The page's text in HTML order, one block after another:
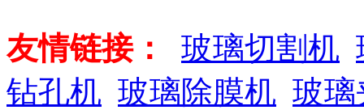
友情链接： 玻璃切割机
钻孔机 玻璃除膜机 玻璃